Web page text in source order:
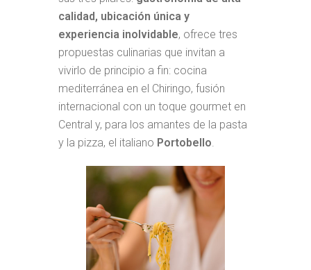
calidad, ubicación única y
experiencia inolvidable, ofrece tres
propuestas culinarias que invitan a
vivirlo de principio a fin: cocina
mediterránea en el Chiringo, fusión
internacional con un toque gourmet en
Central y, para los amantes de la pasta
y la pizza, el italiano Portobello.